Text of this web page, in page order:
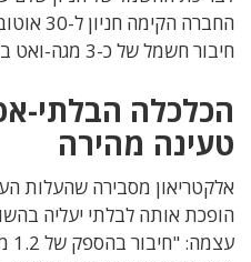
החברה
חיבור חשמל של כ-3 מגה-ואט בלבד".
הכלכלה הבלתי-
טעינה מהירה
אלקטריאון מסבירה שהעלות
הופכת אותה לבלתי יעליה